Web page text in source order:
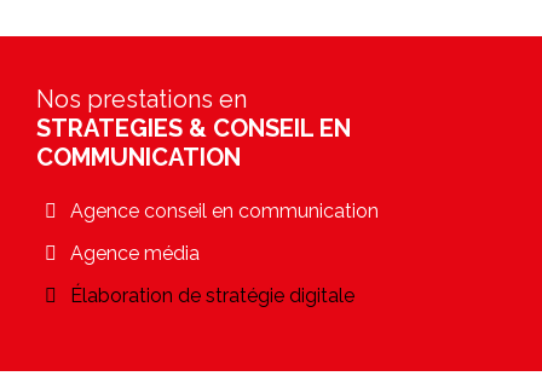
Nos prestations en
STRATEGIES & CONSEIL EN
COMMUNICATION
Agence conseil en communication
Agence média
Élaboration de stratégie digitale